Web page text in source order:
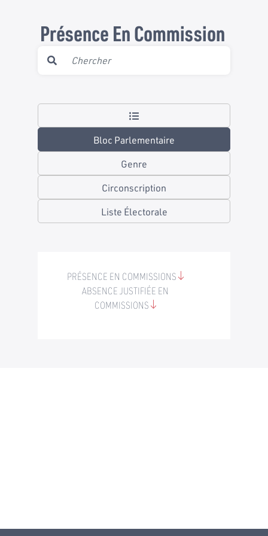
Présence En Commission
Bloc Parlementaire
Genre
Circonscription
Liste Électorale
PRÉSENCE EN COMMISSIONS
ABSENCE JUSTIFIÉE EN
COMMISSIONS